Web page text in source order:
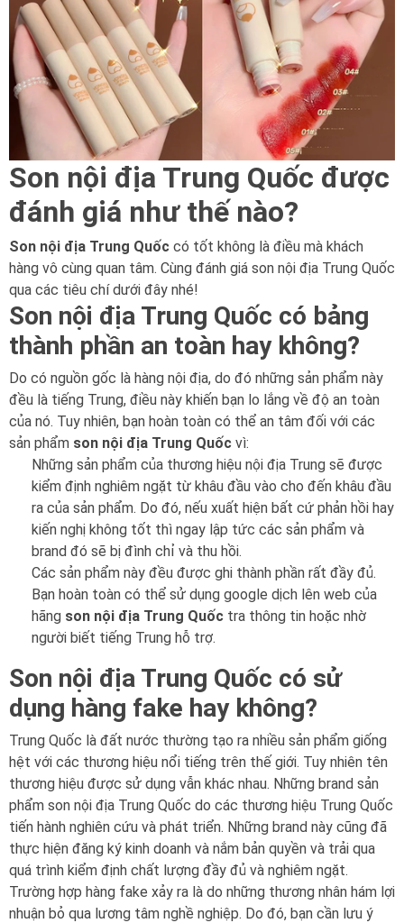
Son nội địa Trung Quốc được
đánh giá như thế nào?
Son nội địa Trung Quốc có tốt không là điều mà khách
hàng vô cùng quan tâm. Cùng đánh giá son nội địa Trung Quốc
qua các tiêu chí dưới đây nhé!
Son nội địa Trung Quốc có bảng
thành phần an toàn hay không?
Do có nguồn gốc là hàng nội địa, do đó những sản phẩm này
đều là tiếng Trung, điều này khiến bạn lo lắng về độ an toàn
của nó. Tuy nhiên, bạn hoàn toàn có thể an tâm đối với các
sản phẩm son nội địa Trung Quốc vì:
Những sản phẩm của thương hiệu nội địa Trung sẽ được
kiểm định nghiêm ngặt từ khâu đầu vào cho đến khâu đầu
ra của sản phẩm. Do đó, nếu xuất hiện bất cứ phản hồi hay
kiến nghị không tốt thì ngay lập tức các sản phẩm và
brand đó sẽ bị đình chỉ và thu hồi.
Các sản phẩm này đều được ghi thành phần rất đầy đủ.
Bạn hoàn toàn có thể sử dụng google dịch lên web của
hãng son nội địa Trung Quốc tra thông tin hoặc nhờ
người biết tiếng Trung hỗ trợ.
Son nội địa Trung Quốc có sử
dụng hàng fake hay không?
Trung Quốc là đất nước thường tạo ra nhiều sản phẩm giống
hệt với các thương hiệu nổi tiếng trên thế giới. Tuy nhiên tên
thương hiệu được sử dụng vẫn khác nhau. Những brand sản
phẩm son nội địa Trung Quốc do các thương hiệu Trung Quốc
tiến hành nghiên cứu và phát triển. Những brand này cũng đã
thực hiện đăng ký kinh doanh và nắm bản quyền và trải qua
quá trình kiểm định chất lượng đầy đủ và nghiêm ngặt.
Trường hợp hàng fake xảy ra là do những thương nhân hám lợi
nhuận bỏ qua lương tâm nghề nghiệp. Do đó, bạn cần lưu ý